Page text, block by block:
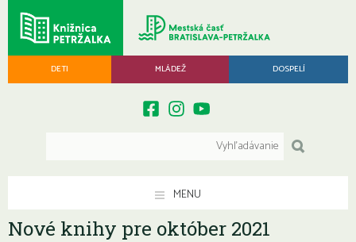
DETI MLÁDEŽ DOSPELÍ
MENU
Nové knihy pre október 2021